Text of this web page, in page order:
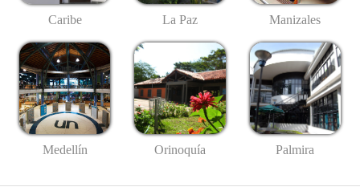
Caribe La Paz Manizales
Medellín Orinoquía Palmira